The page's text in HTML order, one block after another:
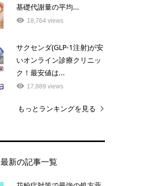
基礎代謝量の平均...
18,764 views
サクセンダ(GLP-1注射)が安
いオンライン診療クリニッ
ク！最安値は...
17,889 views
もっとランキングを見る
最新の記事一覧